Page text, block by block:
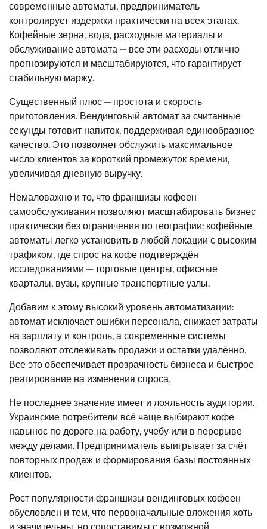
современные автоматы, предприниматель
контролирует издержки практически на всех этапах.
Кофейные зерна, вода, расходные материалы и
обслуживание автомата — все эти расходы отлично
прогнозируются и масштабируются, что гарантирует
стабильную маржу.
Существенный плюс — простота и скорость
приготовления. Вендинговый автомат за считанные
секунды готовит напиток, поддерживая единообразное
качество. Это позволяет обслужить максимальное
число клиентов за короткий промежуток времени,
увеличивая дневную выручку.
Немаловажно и то, что франшизы кофеен
самообслуживания позволяют масштабировать бизнес
практически без ограничения по географии: кофейные
автоматы легко установить в любой локации с высоким
трафиком, где спрос на кофе подтверждён
исследованиями — торговые центры, офисные
кварталы, вузы, крупные транспортные узлы.
Добавим к этому высокий уровень автоматизации:
автомат исключает ошибки персонала, снижает затраты
на зарплату и контроль, а современные системы
позволяют отслеживать продажи и остатки удалённо.
Все это обеспечивает прозрачность бизнеса и быстрое
реагирование на изменения спроса.
Не последнее значение имеет и лояльность аудитории.
Украинские потребители всё чаще выбирают кофе
навынос по дороге на работу, учебу или в перерыве
между делами. Предприниматель выигрывает за счёт
повторных продаж и формирования базы постоянных
клиентов.
Рост популярности франшизы вендинговых кофеен
обусловлен и тем, что первоначальные вложения хоть